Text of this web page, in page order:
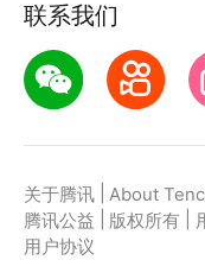
第一步：点击下载
第三步：直接拉起
联系我们
关于腾讯 About
腾讯公益
版权所有
用户协议